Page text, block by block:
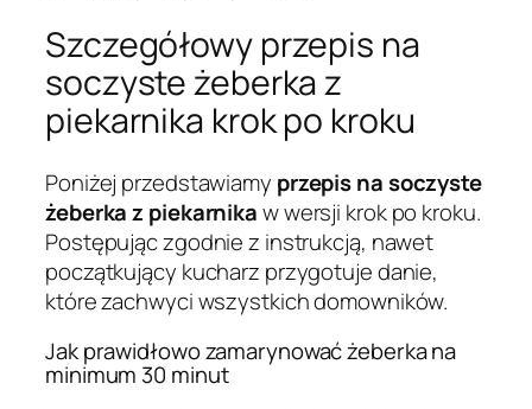
Szczegółowy przepis na
soczyste żeberka z
piekarnika krok po kroku
Poniżej przedstawiamy przepis na soczyste
żeberka z piekarnikaw wersji krok po kroku.
Postępując zgodnie z instrukcją, nawet
początkujący kucharz przygotuje danie,
które zachwyci wszystkich domowników.
Jak prawidłowo zamarynować żeberka na
minimum 30 minut